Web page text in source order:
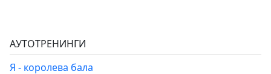
АУТОТРЕНИНГИ
Я - королева бала